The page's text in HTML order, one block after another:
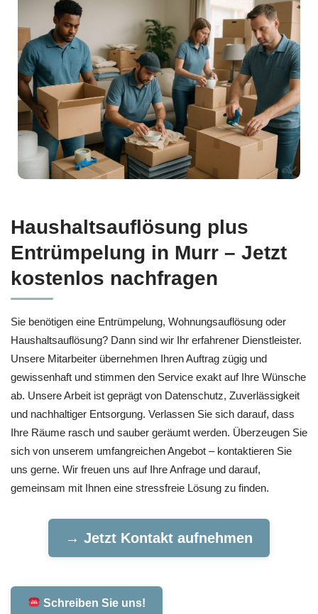
Haushaltsauflösung plus
Entrümpelung in Murr – Jetzt
kostenlos nachfragen
Sie benötigen eine Entrümpelung, Wohnungsauflösung oder
Haushaltsauflösung? Dann sind wir Ihr erfahrener Dienstleister.
Unsere Mitarbeiter übernehmen Ihren Auftrag zügig und
gewissenhaft und stimmen den Service exakt auf Ihre Wünsche
ab. Unsere Arbeit ist geprägt von Datenschutz, Zuverlässigkeit
und nachhaltiger Entsorgung. Verlassen Sie sich darauf, dass
Ihre Räume rasch und sauber geräumt werden. Überzeugen Sie
sich von unserem umfangreichen Angebot – kontaktieren Sie
uns gerne. Wir freuen uns auf Ihre Anfrage und darauf,
gemeinsam mit Ihnen eine stressfreie Lösung zu finden.
→ Jetzt Kontakt aufnehmen
Schreiben Sie uns!